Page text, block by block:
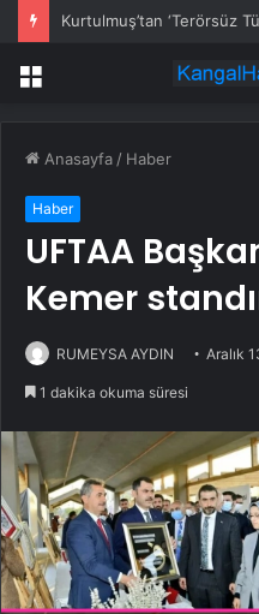
Kurtulmuş’tan ‘Terörsüz
Menü
Anasayfa / Haber
Haber
UFTAA
Kemer
RUMEYSA AYDIN Aralık
1 dakika okuma süresi